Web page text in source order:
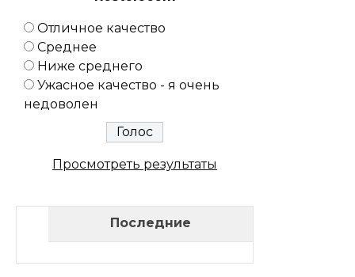
Отличное качество
Среднее
Ниже среднего
Ужасное качество - я очень
недоволен
Просмотреть результаты
Последние